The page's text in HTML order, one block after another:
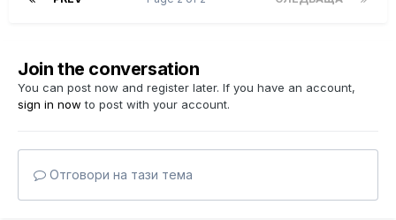
Join the conversation
You can post now and register later. If you have an account,
sign in now to post with your account.
Отговори на тази тема